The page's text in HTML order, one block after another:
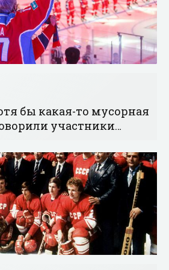
бы какая-то мусорная
участники